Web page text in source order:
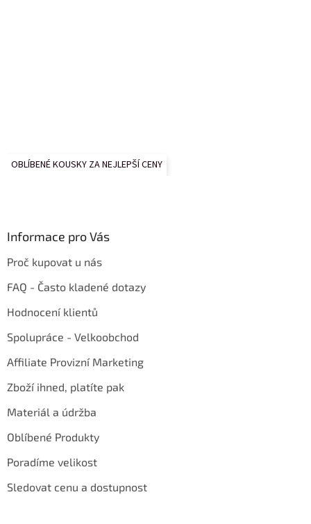
OBLÍBENÉ KOUSKY ZA NEJLEPŠÍ CENY
Informace pro Vás
Proč kupovat u nás
FAQ - Často kladené dotazy
Hodnocení klientů
Spolupráce - Velkoobchod
Affiliate Provizní Marketing
Zboží ihned, platíte pak
Materiál a údržba
Oblíbené Produkty
Poradíme velikost
Sledovat cenu a dostupnost